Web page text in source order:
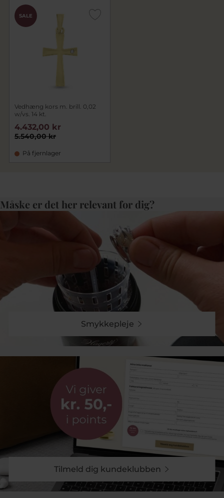
SALE
Vedhæng kors m. brill. 0,02
w/vs. 14 kt.
5.540,00 kr
4.432,00 kr
På fjernlager
Måske er det her relevant for dig?
Smykkepleje
Tilmeld dig kundeklubben